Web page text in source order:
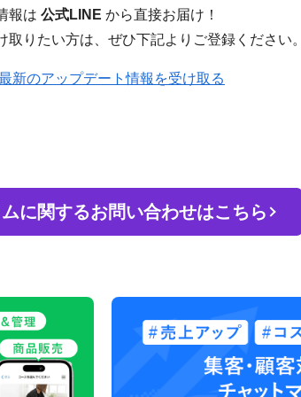
報は 公式LINE から直接お届け！
取りたい方は、ぜひ下記よりご登録ください
新のアップデート情報を受け取る
に関するお問い合わせはこちら